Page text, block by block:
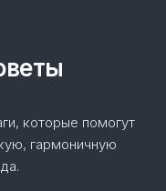
которые помогут
гармоничную